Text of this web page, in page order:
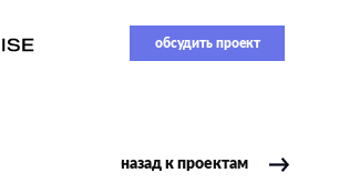
обсудить проект
назад к проектам